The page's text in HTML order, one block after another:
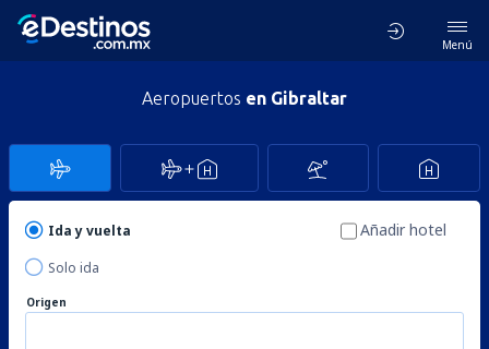
Menú
Aeropuertos en Gibraltar
Ida y vuelta
Solo ida
Añadir hotel
Origen